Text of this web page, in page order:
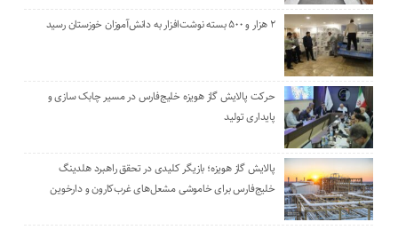
۲ هزار و ۵۰۰ بسته نوشت‌افزار به دانش‌آموزان خوزستان رسید
حرکت پالایش گاز هویزه خلیج‌فارس در مسیر چابک سازی و
پایداری تولید
پالایش گاز هویزه؛ بازیگر کلیدی در تحقق راهبرد هلدینگ
خلیج‌فارس برای خاموشی مشعل‌های غرب‌کارون و دارخوین